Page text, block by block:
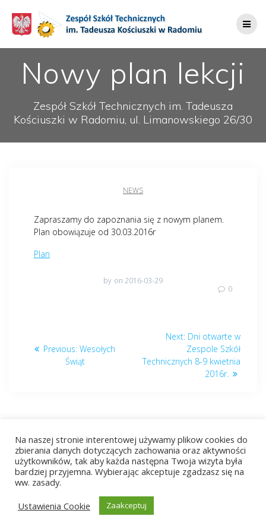
do
treści
Nowy plan lekcji
Zespół Szkół Technicznych im. Tadeusza
Kościuszki w Radomiu, ul. Limanowskiego 26/30
NEWS
Zapraszamy do zapoznania się z nowym planem.
Plan obowiązuje od 30.03.2016r
Plan
by on 2016-03-29
0
wpisu
Previous: Previous
post:
Wesołych
Świąt
Next: Next
post:
Dni otwarte w
Zespole Szkół
Technicznych 8-9 kwietnia
2016r.
© 2026 ZST Radom. Built using WordPress andEmpowerWP
Na naszej stronie interentowej używamy plikow cookies do
zbierania danych dotyczących zachowania oraz aktywności
użytkowników, tak aby każda następna Twoja wizyta była
bardziej przyjemna. Wybierając akceptuje zgadzasz się na
ww. zasady.
Ustawienia Cookie
Zaakceptuj